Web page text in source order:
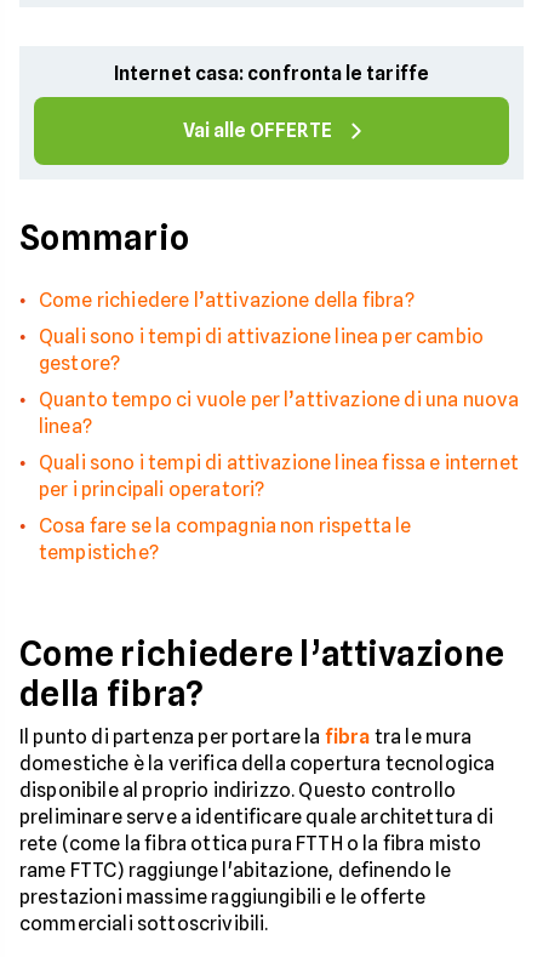
Internet casa: confronta le tariffe
Vai alle OFFERTE
Sommario
Come richiedere l’attivazione della fibra?
Quali sono i tempi di attivazione linea per cambio
gestore?
Quanto tempo ci vuole per l’attivazione di una nuova
linea?
Quali sono i tempi di attivazione linea fissa e internet
per i principali operatori?
Cosa fare se la compagnia non rispetta le
tempistiche?
Come richiedere l’attivazione
della fibra?
Il punto di partenza per portare la fibra tra le mura
domestiche è la verifica della copertura tecnologica
disponibile al proprio indirizzo. Questo controllo
preliminare serve a identificare quale architettura di
rete (come la fibra ottica pura FTTH o la fibra misto
rame FTTC) raggiunge l'abitazione, definendo le
prestazioni massime raggiungibili e le offerte
commerciali sottoscrivibili.